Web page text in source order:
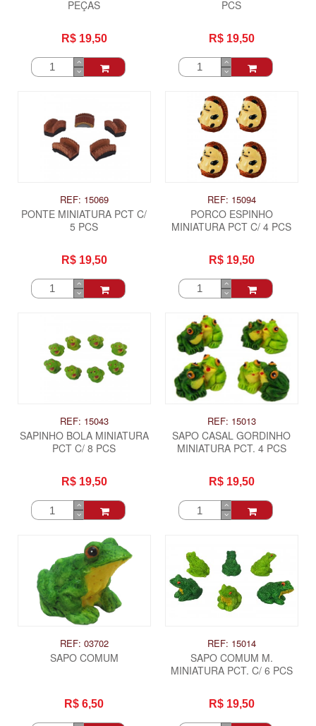
PEÇAS
R$ 19,50
PCS
R$ 19,50
REF: 15069
PONTE MINIATURA PCT C/
5 PCS
R$ 19,50
REF: 15094
PORCO ESPINHO
MINIATURA PCT C/ 4 PCS
R$ 19,50
REF: 15043
SAPINHO BOLA MINIATURA
PCT C/ 8 PCS
R$ 19,50
REF: 15013
SAPO CASAL GORDINHO
MINIATURA PCT. 4 PCS
R$ 19,50
REF: 03702
SAPO COMUM
R$ 6,50
REF: 15014
SAPO COMUM M.
MINIATURA PCT. C/ 6 PCS
R$ 19,50